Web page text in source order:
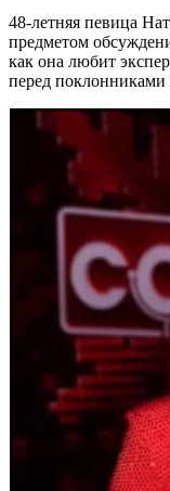
48-летняя певица
предметом
как она любит
перед